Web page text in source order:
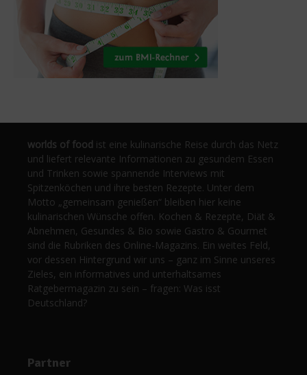
worlds of food ist eine kulinarische Reise durch das Netz
und liefert relevante Informationen zu gesundem Essen
und Trinken sowie spannende Interviews mit
Spitzenköchen und ihre besten Rezepte. Unter dem
Motto „gemeinsam genießen“ bleiben hier keine
kulinarischen Wünsche offen. Kochen & Rezepte, Diät &
Abnehmen, Gesundes & Bio sowie Gastro & Gourmet
sind die Rubriken des Online-Magazins. Ein weites Feld,
vor dessen Hintergrund wir uns – ganz im Sinne unseres
Zieles, ein informatives und unterhaltsames
Ratgebermagazin zu sein – fragen: Was isst
Deutschland?
Partner